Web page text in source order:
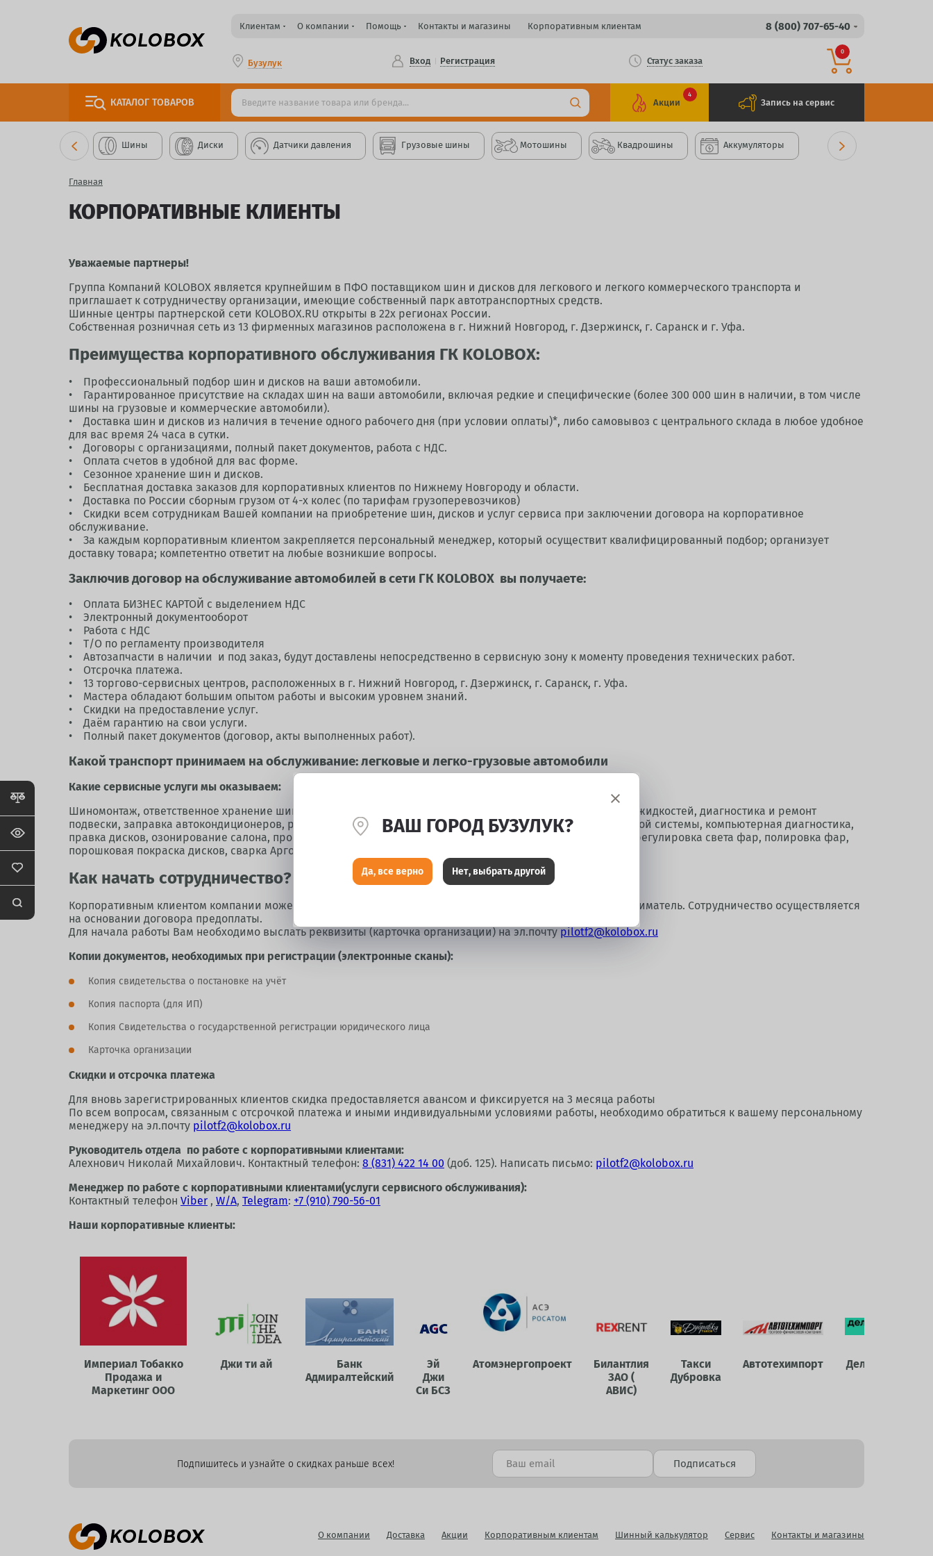
Клиентам О компании Помощь Контакты и магазины Корпоративным клиентам 8 (800) 707-65-40
Бузулук Вход Регистрация Статус заказа
0
КАТАЛОГ ТОВАРОВ Акции
4
Запись на сервис
Шины Диски Датчики давления Грузовые шины Мотошины Квадрошины Аккумуляторы
Главная
КОРПОРАТИВНЫЕ КЛИЕНТЫ
Уважаемые партнеры!
Группа Компаний KOLOBOX является крупнейшим в ПФО поставщиком шин и дисков для легкового и легкого коммерческого транспорта и
приглашает к сотрудничеству организации, имеющие собственный парк автотранспортных средств.
Шинные центры партнерской сети KOLOBOX.RU открыты в 22х регионах России.
Собственная розничная сеть из 13 фирменных магазинов расположена в г. Нижний Новгород, г. Дзержинск, г. Саранск и г. Уфа.
Преимущества корпоративного обслуживания ГК KOLOBOX:
• Профессиональный подбор шин и дисков на ваши автомобили.
• Гарантированное присутствие на складах шин на ваши автомобили, включая редкие и специфические (более 300 000 шин в наличии, в том числе
шины на грузовые и коммерческие автомобили).
• Доставка шин и дисков из наличия в течение одного рабочего дня (при условии оплаты)*, либо самовывоз с центрального склада в любое удобное
для вас время 24 часа в сутки.
• Договоры с организациями, полный пакет документов, работа с НДС.
• Оплата счетов в удобной для вас форме.
• Сезонное хранение шин и дисков.
• Бесплатная доставка заказов для корпоративных клиентов по Нижнему Новгороду и области.
• Доставка по России сборным грузом от 4-х колес (по тарифам грузоперевозчиков)
• Скидки всем сотрудникам Вашей компании на приобретение шин, дисков и услуг сервиса при заключении договора на корпоративное
обслуживание.
• За каждым корпоративным клиентом закрепляется персональный менеджер, который осуществит квалифицированный подбор; организует
доставку товара; компетентно ответит на любые возникшие вопросы.
Заключив договор на обслуживание автомобилей в сети ГК KOLOBOX вы получаете:
• Оплата БИЗНЕС КАРТОЙ с выделением НДС
• Электронный документооборот
• Работа с НДС
• Т/О по регламенту производителя
• Автозапчасти в наличии и под заказ, будут доставлены непосредственно в сервисную зону к моменту проведения технических работ.
• Отсрочка платежа.
• 13 торгово-сервисных центров, расположенных в г. Нижний Новгород, г. Дзержинск, г. Саранск, г. Уфа.
• Мастера обладают большим опытом работы и высоким уровнем знаний.
• Скидки на предоставление услуг.
• Даём гарантию на свои услуги.
• Полный пакет документов (договор, акты выполненных работ).
Какой транспорт принимаем на обслуживание: легковые и легко-грузовые автомобили
Какие сервисные услуги мы оказываем:
Шиномонтаж, ответственное хранение шин/дисков, ТО автомобиля, замена масла (ДВС) и технологических жидкостей, диагностика и ремонт
подвески, заправка автокондиционеров, регулировка углов установки колёс, диагностика/замена топливной системы, компьютерная диагностика,
правка дисков, озонирование салона, программирование и установка датчиков давления в шинах (TPMS), регулировка света фар, полировка фар,
порошковая покраска дисков, сварка Аргон, замена и установка автостекол, автомойка
Как начать сотрудничество?
Корпоративным клиентом компании может стать любое юридическое лицо или индивидуальный предприниматель. Сотрудничество осуществляется
на основании договора предоплаты.
Для начала работы Вам необходимо выслать реквизиты (карточка организации) на эл.почтуpilotf2@kolobox.ru
Копии документов, необходимых при регистрации (электронные сканы):
Копия свидетельства о постановке на учёт
Копия паспорта (для ИП)
Копия Свидетельства о государственной регистрации юридического лица
Карточка организации
Скидки и отсрочка платежа
Для вновь зарегистрированных клиентов скидка предоставляется авансом и фиксируется на 3 месяца работы
По всем вопросам, связанным с отсрочкой платежа и иными индивидуальными условиями работы, необходимо обратиться к вашему персональному
менеджеру на эл.почту pilotf2@kolobox.ru
Руководитель отдела по работе с корпоративными клиентами:
Алехнович Николай Михайлович. Контактный телефон: 8 (831) 422 14 00 (доб. 125). Написать письмо: pilotf2@kolobox.ru
Менеджер по работе с корпоративными клиентами(услуги сервисного обслуживания):
Контактный телефон Viber , W/A, Telegram: +7 (910) 790-56-01
Наши корпоративные клиенты:
Империал Тобакко
Продажа и
Маркетинг ООО
Джи ти ай
Банк
Адмиралтейский
Эй
Джи
Си БСЗ
Атомэнергопроект
Билантлия
ЗАО (
АВИС)
Такси
Дубровка
Автотехимпорт Делимобиль
Подпишитесь и узнайте о скидках раньше всех! Подписаться
О компании Доставка Акции Корпоративным клиентам Шинный калькулятор Сервис Контакты и магазины
ВАШ ГОРОД БУЗУЛУК?
Да, все верно Нет, выбрать другой